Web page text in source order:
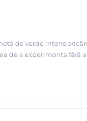
de verde intens
de a experimenta